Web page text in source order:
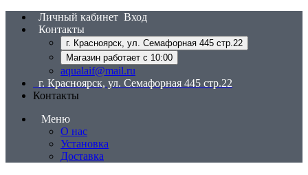
Личный кабинет Вход
Контакты
г. Красноярск, ул. Семафорная 445 стр.22
Магазин работает с 10:00
aqualaif@mail.ru
г. Красноярск, ул. Семафорная 445 стр.22
Контакты
Меню
О нас
Установка
Доставка